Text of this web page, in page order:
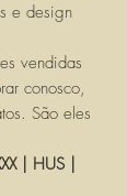
e design
conosco,
São eles
| HUS |